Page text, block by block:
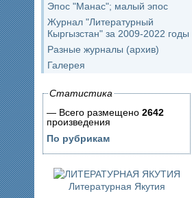
Эпос "Манас"; малый эпос
Журнал "Литературный
Кыргызстан" за 2009-2022 годы
Разные журналы (архив)
Галерея
Статистика
— Всего размещено 2642
произведения
По рубрикам
Литературная Якутия